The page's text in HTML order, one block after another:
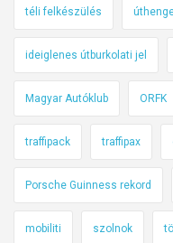
téli felkészülés
ideiglenes útburkolati jel
Magyar Autóklub ORFK
traffipack traffipax
Porsche Guinness rekord
mobiliti szolnok